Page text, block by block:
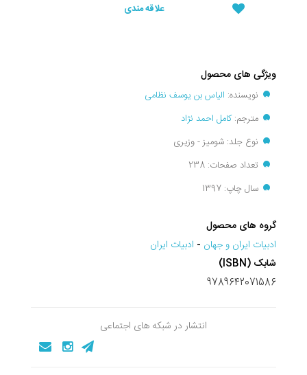
علاقه مندی
ویژگی های محصول
نویسنده: الیاس بن یوسف نظامی
مترجم:کامل احمد نژاد
نوع جلد: شومیز - وزیری
تعداد صفحات: 238
سال چاپ: 1397
گروه های محصول
ادبيات ايران و جهان - ادبیات ایران
شابک (ISBN)
9789642071586
انتشار در شبکه های اجتماعی